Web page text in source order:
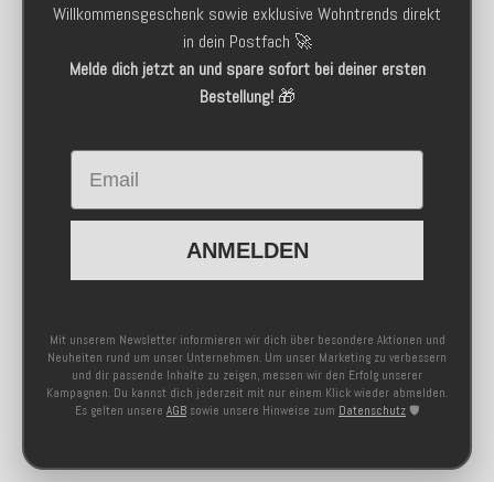
Willkommensgeschenk sowie exklusive Wohntrends direkt
in dein Postfach 🚀
Melde dich jetzt an und spare sofort bei deiner ersten
Bestellung!🎁
Email
ANMELDEN
Mit unserem Newsletter informieren wir dich über besondere Aktionen und
Neuheiten rund um unser Unternehmen. Um unser Marketing zu verbessern
und dir passende Inhalte zu zeigen, messen wir den Erfolg unserer
Kampagnen. Du kannst dich jederzeit mit nur einem Klick wieder abmelden.
Es gelten unsere AGB sowie unsere Hinweise zum Datenschutz 🛡️